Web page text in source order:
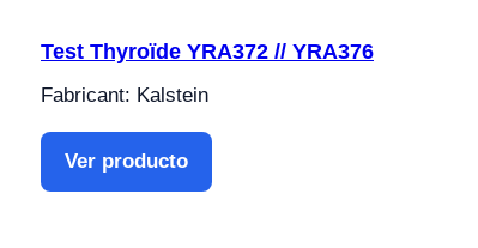
Test Thyroïde YRA372 // YRA376
Fabricant: Kalstein
Ver producto